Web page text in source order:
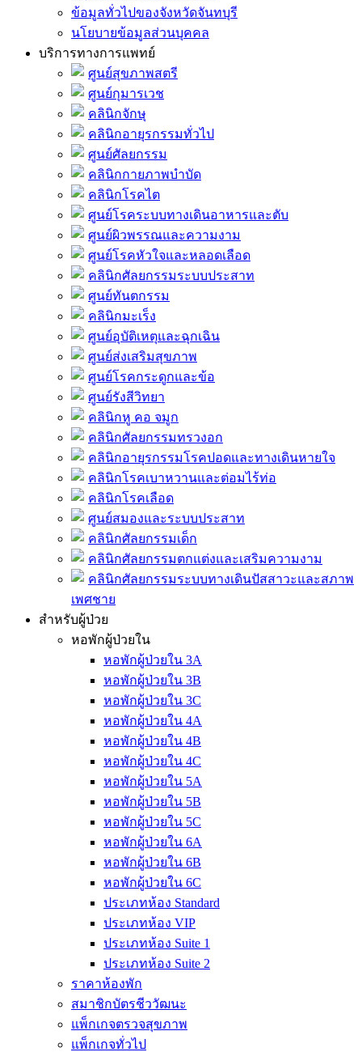
ข้อมูลทั่วไปของจังหวัดจันทบุรี
นโยบายข้อมูลส่วนบุคคล
บริการทางการแพทย์
ศูนย์สุขภาพสตรี
ศูนย์กุมารเวช
คลินิกจักษุ
คลินิกอายุรกรรมทั่วไป
ศูนย์ศัลยกรรม
คลินิกกายภาพบำบัด
คลินิกโรคไต
ศูนย์โรคระบบทางเดินอาหารและตับ
ศูนย์ผิวพรรณและความงาม
ศูนย์โรคหัวใจและหลอดเลือด
คลินิกศัลยกรรมระบบประสาท
ศูนย์ทันตกรรม
คลินิกมะเร็ง
ศูนย์อุบัติเหตุและฉุกเฉิน
ศูนย์ส่งเสริมสุขภาพ
ศูนย์โรคกระดูกและข้อ
ศูนย์รังสีวิทยา
คลินิกหู คอ จมูก
คลินิกศัลยกรรมทรวงอก
คลินิกอายุรกรรมโรคปอดและทางเดินหายใจ
คลินิกโรคเบาหวานและต่อมไร้ท่อ
คลินิกโรคเลือด
ศูนย์สมองและระบบประสาท
คลินิกศัลยกรรมเด็ก
คลินิกศัลยกรรมตกแต่งและเสริมความงาม
คลินิกศัลยกรรมระบบทางเดินปัสสาวะและสภาพ
เพศชาย
สำหรับผู้ป่วย
หอพักผู้ป่วยใน
หอพักผู้ป่วยใน 3A
หอพักผู้ป่วยใน 3B
หอพักผู้ป่วยใน 3C
หอพักผู้ป่วยใน 4A
หอพักผู้ป่วยใน 4B
หอพักผู้ป่วยใน 4C
หอพักผู้ป่วยใน 5A
หอพักผู้ป่วยใน 5B
หอพักผู้ป่วยใน 5C
หอพักผู้ป่วยใน 6A
หอพักผู้ป่วยใน 6B
หอพักผู้ป่วยใน 6C
ประเภทห้อง Standard
ประเภทห้อง VIP
ประเภทห้อง Suite 1
ประเภทห้อง Suite 2
ราคาห้องพัก
สมาชิกบัตรชีววัฒนะ
แพ็กเกจตรวจสุขภาพ
แพ็กเกจทั่วไป